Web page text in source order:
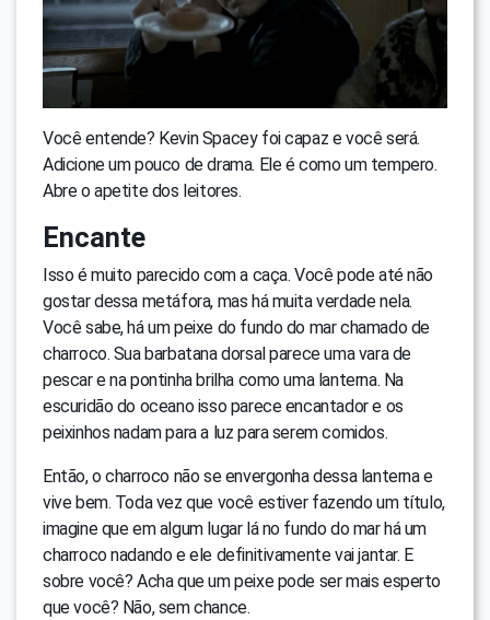
Você entende? Kevin Spacey foi capaz e você será.
Adicione um pouco de drama. Ele é como um tempero.
Abre o apetite dos leitores.
Encante
Isso é muito parecido com a caça. Você pode até não
gostar dessa metáfora, mas há muita verdade nela.
Você sabe, há um peixe do fundo do mar chamado de
charroco. Sua barbatana dorsal parece uma vara de
pescar e na pontinha brilha como uma lanterna. Na
escuridão do oceano isso parece encantador e os
peixinhos nadam para a luz para serem comidos.
Então, o charroco não se envergonha dessa lanterna e
vive bem. Toda vez que você estiver fazendo um título,
imagine que em algum lugar lá no fundo do mar há um
charroco nadando e ele definitivamente vai jantar. E
sobre você? Acha que um peixe pode ser mais esperto
que você? Não, sem chance.